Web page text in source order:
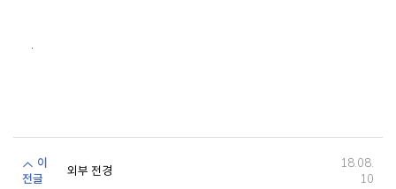
.
이
전글
외부 전경
18.08.
10